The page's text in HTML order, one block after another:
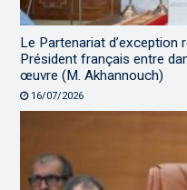
Le Partenariat d’exception
Président français entre
œuvre (M. Akhannouch)
16/07/2026